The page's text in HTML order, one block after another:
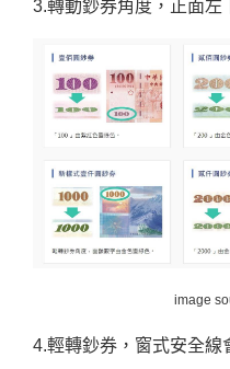
3.轉動鈔券角度，正面左
image
4.輕轉鈔券，窗式安全線